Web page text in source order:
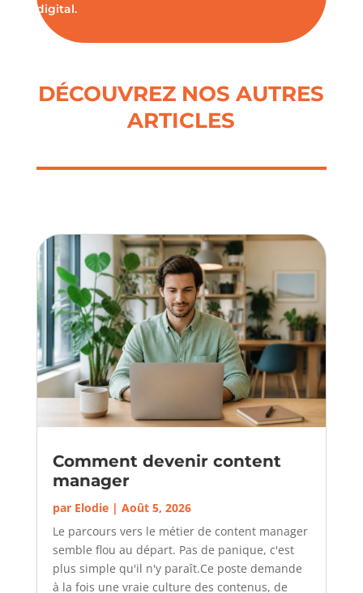
digital.
DÉCOUVREZ NOS AUTRES
ARTICLES
Comment devenir content
manager
par Elodie| Août 5, 2026
Le parcours vers le métier de content manager
semble flou au départ. Pas de panique, c'est
plus simple qu'il n'y paraît.Ce poste demande
à la fois une vraie culture des contenus, de